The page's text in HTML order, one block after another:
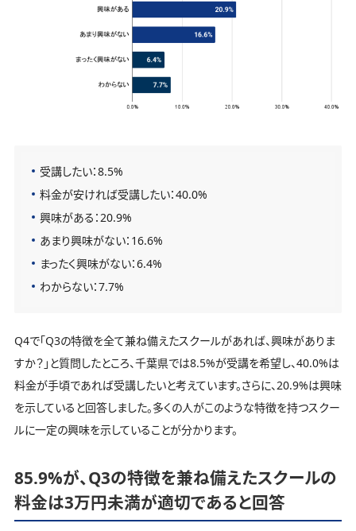
受講したい：8.5%
料金が安ければ受講したい：40.0%
興味がある：20.9%
あまり興味がない：16.6%
まったく興味がない：6.4%
わからない：7.7%
Q4で「Q3の特徴を全て兼ね備えたスクールがあれば、興味がありま
すか？」と質問したところ、千葉県では8.5%が受講を希望し、40.0%は
料金が手頃であれば受講したいと考えています。さらに、20.9%は興味
を示していると回答しました。多くの人がこのような特徴を持つスクー
ルに一定の興味を示していることが分かります。
85.9%が、Q3の特徴を兼ね備えたスクールの
料金は3万円未満が適切であると回答